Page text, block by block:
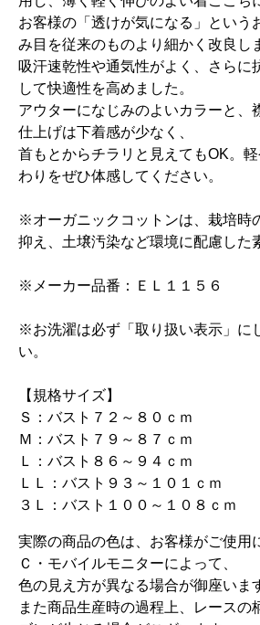
お客様の「透けが気になる」という
み目を従来のものより細かく改良し
吸汗速乾性や通気性がよく、さらに
して快適性を高めました。
アウターになじみのよいカラーと、
仕上げは下着感が少なく、
首もとからチラリと見えてもOK。
わりをぜひ体感してください。
※オーガニックコットンは、栽培時
抑え、土壌汚染など環境に配慮した
※メーカー品番：ＥＬ１１５６
※お洗濯は必ず「取り扱い表示」に
い。
【規格サイズ】
Ｓ：バスト７２～８０ｃｍ
Ｍ：バスト７９～８７ｃｍ
Ｌ：バスト８６～９４ｃｍ
ＬＬ：バスト９３～１０１ｃｍ
３Ｌ：バスト１００～１０８ｃｍ
実際の商品の色は、お客様がご使用
Ｃ・モバイルモニターによって、
色の見え方が異なる場合が御座いま
また商品生産時の過程上、レースの